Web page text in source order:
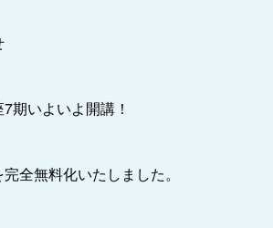
期いよいよ開講！
全無料化いたしました。